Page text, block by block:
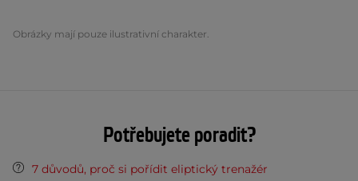
Obrázky mají pouze ilustrativní charakter.
Potřebujete poradit?
7 důvodů, proč si pořídit eliptický trenažér